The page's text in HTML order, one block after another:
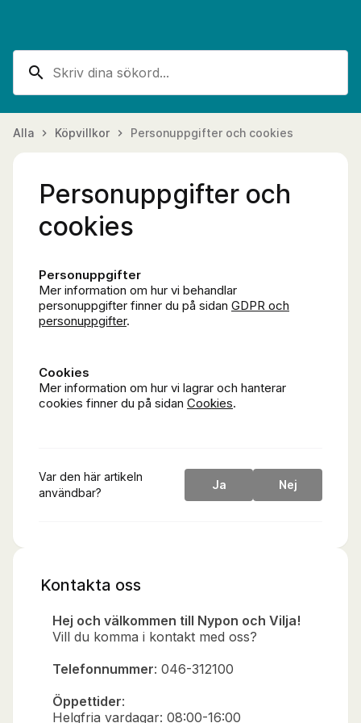
search
Alla keyboard_arrow_right Köpvillkor keyboard_arrow_right Personuppgifter och cookies
Personuppgifter och
cookies
Personuppgifter
Mer information om hur vi behandlar
personuppgifter finner du på sidan GDPR och
personuppgifter.
Cookies
Mer information om hur vi lagrar och hanterar
cookies finner du på sidan Cookies.
Var den här artikeln
användbar?
Ja Nej
Kontakta oss